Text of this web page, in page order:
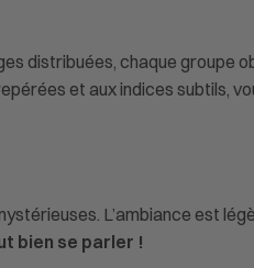
distribuées, chaque groupe
et aux indices subtils,
L’ambiance est
bien se parler !